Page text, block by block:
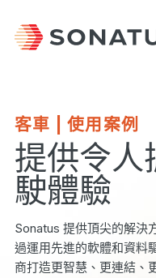
客車 | 使用案例
提供令人
駛體驗
Sonatus 提供頂尖的解決
過運用先進的軟體和資料
商打造更智慧、更連結、